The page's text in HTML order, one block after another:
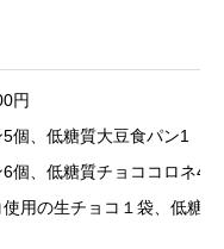
円
個、低糖質大豆食パン1
個、低糖質チョココロネ4
用の生チョコ１袋、低糖